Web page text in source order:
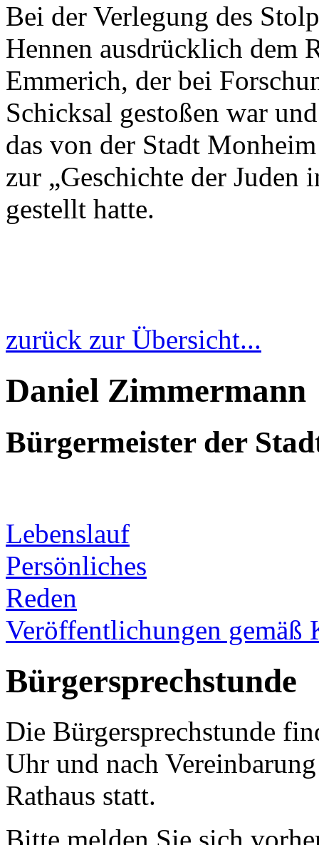
Bei der Verlegung des
Hennen ausdrücklich dem
Emmerich, der bei
Schicksal gestoßen war
das von der Stadt
zur „Geschichte der
gestellt hatte.
zurück zur Übersicht...
Daniel Zimmermann
Bürgermeister der
Lebenslauf
Persönliches
Reden
Veröffentlichungen gemäß
Bürgersprechstunde
Die Bürgersprechstunde
Uhr und nach
Rathaus statt.